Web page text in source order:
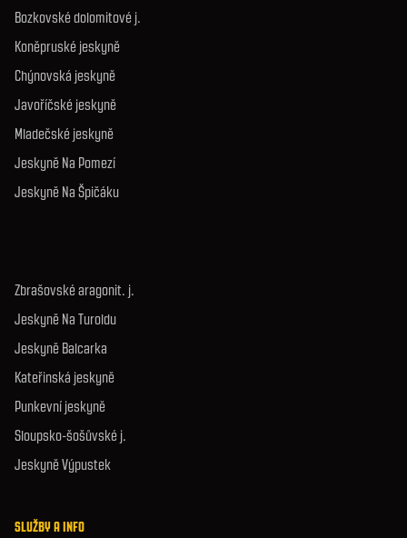
Bozkovské dolomitové j.
Koněpruské jeskyně
Chýnovská jeskyně
Javoříčské jeskyně
Mladečské jeskyně
Jeskyně Na Pomezí
Jeskyně Na Špičáku
Zbrašovské aragonit. j.
Jeskyně Na Turoldu
Jeskyně Balcarka
Kateřinská jeskyně
Punkevní jeskyně
Sloupsko-šošůvské j.
Jeskyně Výpustek
SLUŽBY A INFO